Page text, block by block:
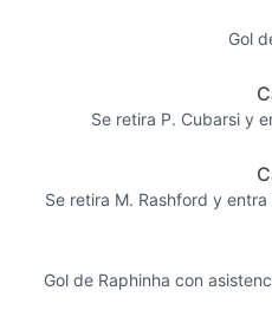
Gol
Se retira P. Cubarsi y
Se retira M. Rashford y
Gol de Raphinha con